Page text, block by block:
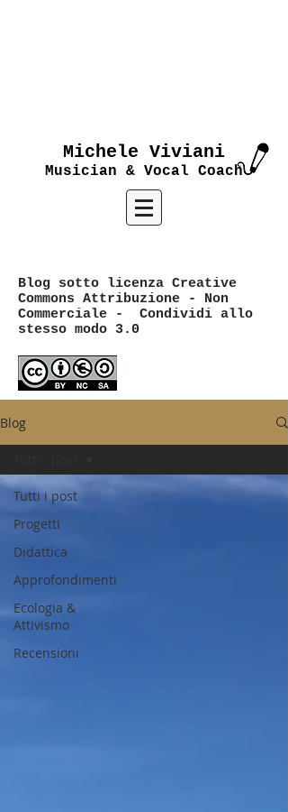
Michele Viviani
Musician & Vocal Coach
Blog sotto licenza Creative
Commons Attribuzione - Non
Commerciale - Condividi allo
stesso modo 3.0
Blog
Tutti i post
Progetti
Didattica
Approfondimenti
Ecologia &
Attivismo
Recensioni